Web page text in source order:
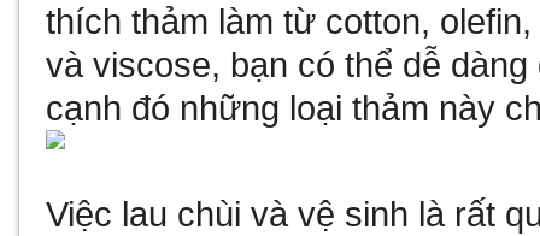
thích thảm làm từ cotton,
và viscose, bạn có thể dễ
cạnh đó những loại thảm này
Việc lau chùi và vệ sinh là rất